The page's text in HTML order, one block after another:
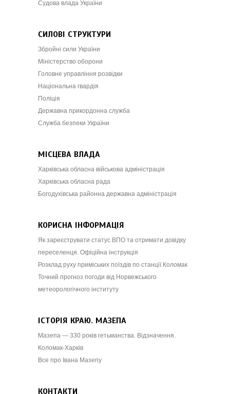
Судова влада України
СИЛОВІ СТРУКТУРИ
Збройні сили України
Міністерство оборони
Головне управління розвідки
Національна гвардія
Поліція
Державна прикордонна служба
Служба безпеки України
МІСЦЕВА ВЛАДА
Харківська обласна військова адміністрація
Харківська обласна рада
Богодухівська районна державна адміністрація
КОРИСНА ІНФОРМАЦІЯ
Як зареєструвати статус ВПО та отримати довідку
переселенця. Офіційна інструкція
Розклад руху приміських поїздів по станції Коломак
Точний прогноз погоди від Норвежського
метеорологічного інституту
ІСТОРІЯ КРАЮ. МАЗЕПА
Мазепа — 330 років гетьманства. Відзначення.
Коломак-Харків
Все про Івана Мазепу
КОНТАКТИ